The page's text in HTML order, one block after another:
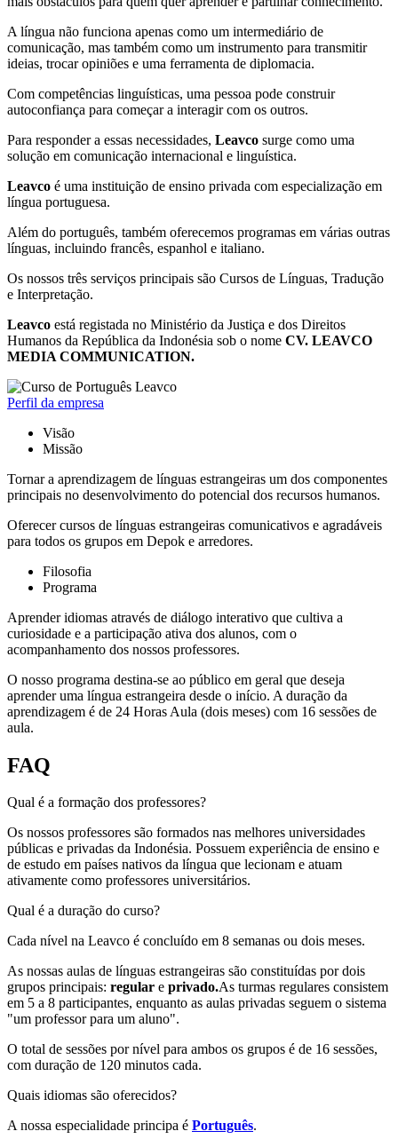
A língua não funciona apenas como um intermediário de
comunicação, mas também como um instrumento para transmitir
ideias, trocar opiniões e uma ferramenta de diplomacia.
Com competências linguísticas, uma pessoa pode construir
autoconfiança para começar a interagir com os outros.
Para responder a essas necessidades, Leavco surge como uma
solução em comunicação internacional e linguística.
Leavco é uma instituição de ensino privada com especialização em
língua portuguesa.
Além do português, também oferecemos programas em várias outras
línguas, incluindo francês, espanhol e italiano.
Os nossos três serviços principais são Cursos de Línguas, Tradução
e Interpretação.
Leavco está registada no Ministério da Justiça e dos Direitos
Humanos da República da Indonésia sob o nome CV. LEAVCO
MEDIA COMMUNICATION.
Perfil da empresa
Visão
Missão
Tornar a aprendizagem de línguas estrangeiras um dos componentes
principais no desenvolvimento do potencial dos recursos humanos.
Oferecer cursos de línguas estrangeiras comunicativos e agradáveis
para todos os grupos em Depok e arredores.
Filosofia
Programa
Aprender idiomas através de diálogo interativo que cultiva a
curiosidade e a participação ativa dos alunos, com o
acompanhamento dos nossos professores.
O nosso programa destina-se ao público em geral que deseja
aprender uma língua estrangeira desde o início. A duração da
aprendizagem é de 24 Horas Aula (dois meses) com 16 sessões de
aula.
FAQ
Qual é a formação dos professores?
Os nossos professores são formados nas melhores universidades
públicas e privadas da Indonésia. Possuem experiência de ensino e
de estudo em países nativos da língua que lecionam e atuam
ativamente como professores universitários.
Qual é a duração do curso?
Cada nível na Leavco é concluído em 8 semanas ou dois meses.
As nossas aulas de línguas estrangeiras são constituídas por dois
grupos principais: regular e privado.As turmas regulares consistem
em 5 a 8 participantes, enquanto as aulas privadas seguem o sistema
"um professor para um aluno".
O total de sessões por nível para ambos os grupos é de 16 sessões,
com duração de 120 minutos cada.
Quais idiomas são oferecidos?
A nossa especialidade principa é Português.